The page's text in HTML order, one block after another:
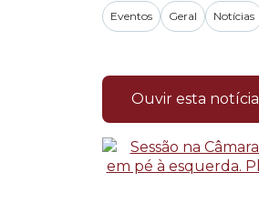
Eventos Geral Notícias
Ouvir esta notícia